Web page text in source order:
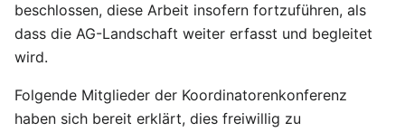
beschlossen, diese Arbeit insofern fortzuführen, als
dass die AG-Landschaft weiter erfasst und begleitet
wird.
Folgende Mitglieder der Koordinatorenkonferenz
haben sich bereit erklärt, dies freiwillig zu